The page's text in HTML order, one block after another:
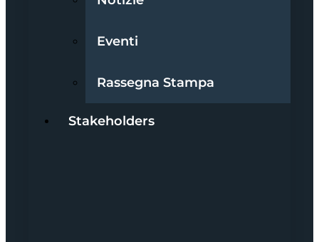
Eventi
Rassegna Stampa
Stakeholders